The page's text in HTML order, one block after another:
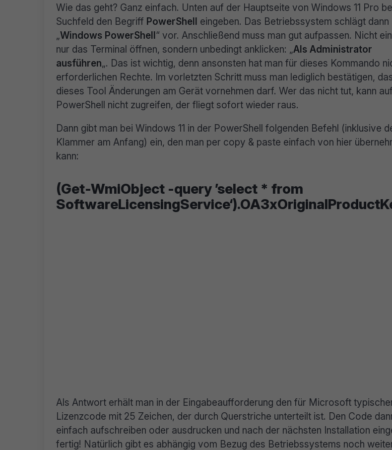
Wie das geht? Ganz einfach. Unten auf der Hauptseite von Windows 11 Pro
Suchfeld den Begriff PowerShell eingeben. Das Betriebssystem schlägt dann
„Windows PowerShell“ vor. Anschließend muss man gut aufpassen. Nicht
nur das Terminal öffnen, sondern unbedingt anklicken: „Als Administrator
ausführen„. Das ist wichtig, denn ansonsten hat man für dieses Kommando
erforderlichen Rechte. Im vorletzten Schritt muss man lediglich bestätigen,
dieses Tool Änderungen am Gerät vornehmen darf. Wer das nicht tut, kann
PowerShell nicht zugreifen, der fliegt sofort wieder raus.
Dann gibt man bei Windows 11 in der PowerShell folgenden Befehl (inklusive
Klammer am Anfang) ein, den man per copy & paste einfach von hier
kann:
(Get-WmiObject -query ’select * from
Als Antwort erhält man in der Eingabeaufforderung den für Microsoft
Lizenzcode mit 25 Zeichen, der durch Querstriche unterteilt ist. Den Code
einfach aufschreiben oder ausdrucken und nach der nächsten Installation
fertig! Natürlich gibt es abhängig vom Bezug des Betriebssystems noch